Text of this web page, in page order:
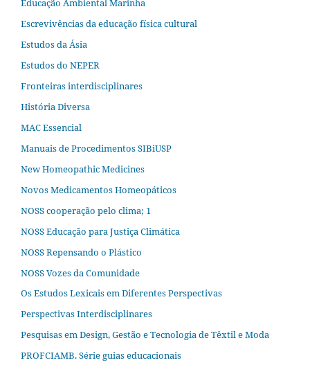
Educação Ambiental Marinha
Escrevivências da educação física cultural
Estudos da Ásia​
Estudos do NEPER
Fronteiras interdisciplinares
História Diversa
MAC Essencial
Manuais de Procedimentos SIBiUSP
New Homeopathic Medicines
Novos Medicamentos Homeopáticos
NOSS cooperação pelo clima; 1
NOSS Educação para Justiça Climática
NOSS Repensando o Plástico
NOSS Vozes da Comunidade
Os Estudos Lexicais em Diferentes Perspectivas
Perspectivas Interdisciplinares
Pesquisas em Design, Gestão e Tecnologia de Têxtil e Moda
PROFCIAMB. Série guias educacionais